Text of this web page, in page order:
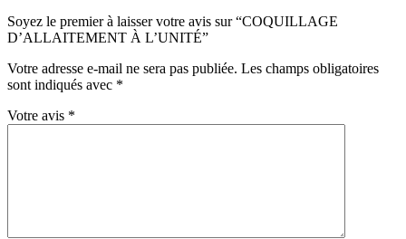
Soyez le premier à laisser votre avis sur “COQUILLAGE
D’ALLAITEMENT À L’UNITÉ”
Votre adresse e-mail ne sera pas publiée. Les champs obligatoires
sont indiqués avec *
Votre avis *